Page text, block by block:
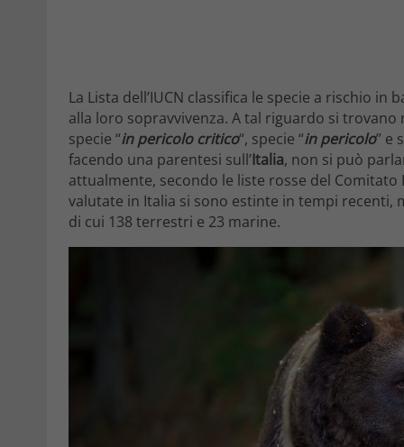
La Lista dell’IUCN classifica le specie a rischio in
alla loro sopravvivenza. A tal riguardo si trovano
specie “in pericolo critico“, specie “in pericolo” e
facendo una parentesi sull’Italia, non si può
attualmente, secondo le liste rosse del Comitato
valutate in Italia si sono estinte in tempi recenti,
di cui 138 terrestri e 23 marine.